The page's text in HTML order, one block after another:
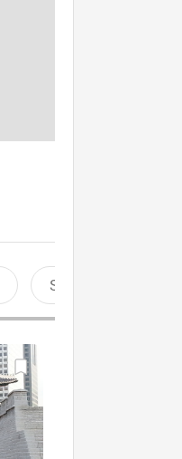
Sports aquatiques